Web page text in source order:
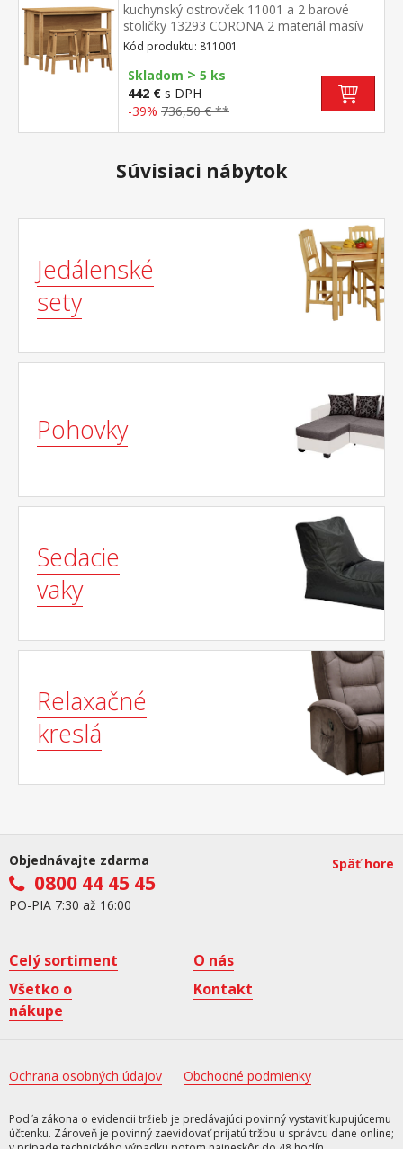
kuchynský ostrovček 11001 a 2 barové
stoličky 13293 CORONA 2 materiál masív
borovica voskovaná v medovom
odtieni rozmer ostrovčeka (š/h/v) 126 × 77
× 91 cm, 1 polica rozmer barovej stoličky
(š/h/v) 44 × 30 × 63 cm súčasť zostavy
Corona 2
Kód produktu: 811001
Skladom > 5 ks
442 € s DPH
-39% 736,50 € **
Súvisiaci nábytok
Jedálenské
sety
Pohovky
Sedacie
vaky
Relaxačné
kreslá
Objednávajte zdarma
0800 44 45 45
PO-PIA 7:30 až 16:00
Späť hore
Celý sortiment
O nás
Všetko o
nákupe
Kontakt
Ochrana osobných údajov Obchodné podmienky
Podľa zákona o evidencii tržieb je predávajúci povinný vystaviť kupujúcemu
účtenku. Zároveň je povinný zaevidovať prijatú tržbu u správcu dane online;